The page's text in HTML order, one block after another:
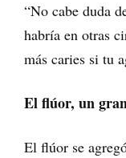
“No cabe duda
habría en otras
más caries si tu
El flúor, un
El flúor se